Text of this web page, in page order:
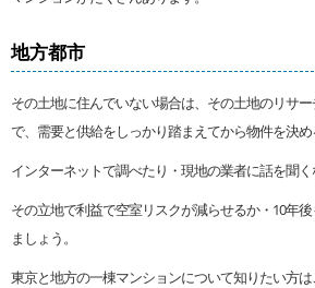
地方都市
その土地に住んでいない場合は、その土地のリサ
で、需要と供給をしっかり踏まえてから物件を決め
インターネットで調べたり・現地の業者に話を聞
その立地で利益で空室リスクが減らせるか・10年
ましょう。
東京と地方の一棟マンションについて知りたい方は